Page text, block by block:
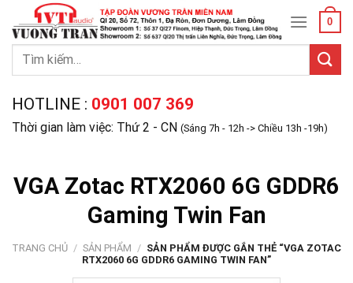
content
0
Tìm
HOTLINE : 0901 007 369
Thời gian làm việc: Thứ 2 - CN (Sáng 7h - 12h -> Chiều 13h -19h)
VGA Zotac RTX2060 6G GDDR6
Gaming Twin Fan
TRANG CHỦ / SẢN PHẨM / SẢN PHẨM ĐƯỢC GẮN THẺ “VGA ZOTAC
RTX2060 6G GDDR6 GAMING TWIN FAN”